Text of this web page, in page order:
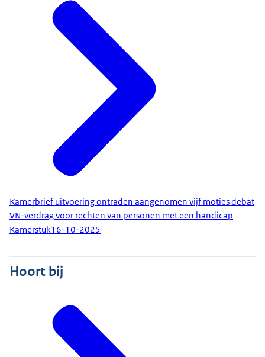
Kamerbrief uitvoering ontraden aangenomen vijf moties debat
VN-verdrag voor rechten van personen met een handicap
Kamerstuk16-10-2025
Hoort bij